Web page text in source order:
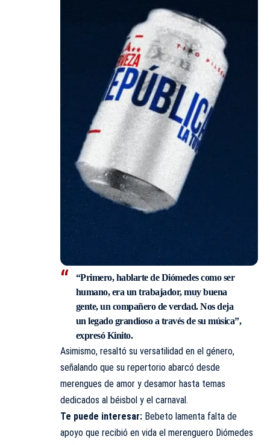
“Primero, hablarte de Diómedes como ser
humano, era un trabajador, muy buena
gente, un compañero de verdad. Nos deja
un legado grandioso a través de su música”,
expresó Kinito.
Asimismo, resaltó su versatilidad en el género,
señalando que su repertorio abarcó desde
merengues de amor y desamor hasta temas
dedicados al béisbol y el carnaval.
Te puede interesar: Bebeto lamenta falta de
apoyo que recibió en vida el merenguero Diómedes